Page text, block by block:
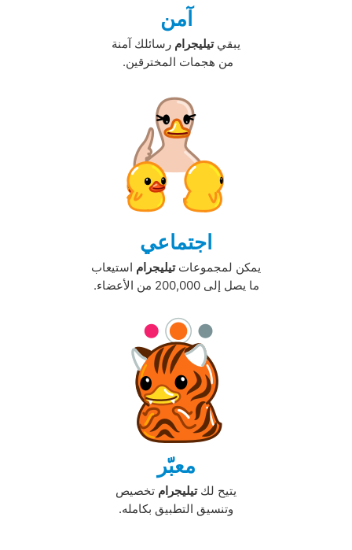
آمن
يبقيتيليجرام رسائلك آمنة
من هجمات المخترقين. ‏
اجتماعي
يمكن لمجموعاتتيليجرام استيعاب
ما يصل إلى 200,000 من الأعضاء.‏
معبّر
يتيح لكتيليجرام تخصيص
وتنسيق التطبيق بكامله.‏